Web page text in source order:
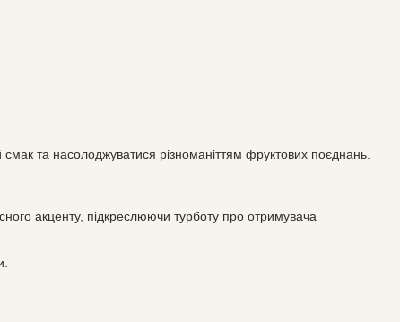
та насолоджуватися різноманіттям фруктових поєднань.
акценту, підкреслюючи турботу про отримувача